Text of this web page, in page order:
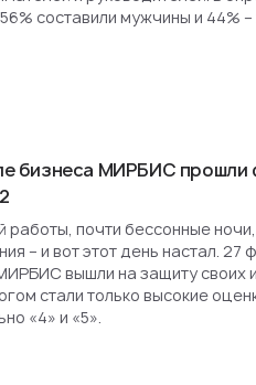
составили мужчины и 44%
бизнеса МИРБИС прошли
почти бессонные
– и вот этот день настал. 27
вышли на защиту своих
стали только высокие
«4» и «5».